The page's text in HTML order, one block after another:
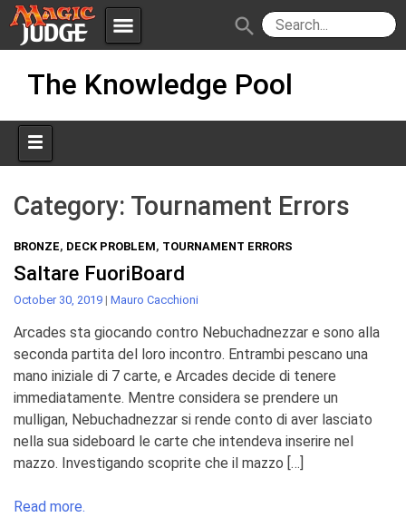
menu
Apps JudgeApps
Forum
Judges
Policies IPG
JAR
search
The Knowledge Pool
Category: Tournament Errors
BRONZE, DECK PROBLEM, TOURNAMENT ERRORS
Saltare FuoriBoard
October 30, 2019 | Mauro Cacchioni
Arcades sta giocando contro Nebuchadnezzar e sono alla
seconda partita del loro incontro. Entrambi pescano una
mano iniziale di 7 carte, e Arcades decide di tenere
immediatamente. Mentre considera se prendere un
mulligan, Nebuchadnezzar si rende conto di aver lasciato
nella sua sideboard le carte che intendeva inserire nel
mazzo. Investigando scoprite che il mazzo […]
Read more.